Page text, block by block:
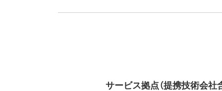
サービス拠点（提携技術会社